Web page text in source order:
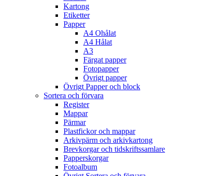
Kartong
Etiketter
Papper
A4 Ohålat
A4 Hålat
A3
Färgat papper
Fotopapper
Övrigt papper
Övrigt Papper och block
Sortera och förvara
Register
Mappar
Pärmar
Plastfickor och mappar
Arkivpärm och arkivkartong
Brevkorgar och tidskriftssamlare
Papperskorgar
Fotoalbum